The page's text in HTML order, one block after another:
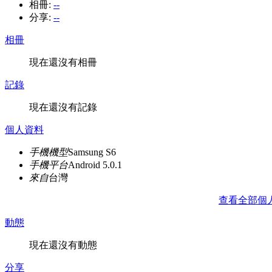
相冊: --
分享: --
相冊
現在還沒有相冊
記錄
現在還沒有記錄
個人資料
手機機型Samsung S6
手機平台Android 5.0.1
來自台灣
查看全部個
動態
現在還沒有動態
分享